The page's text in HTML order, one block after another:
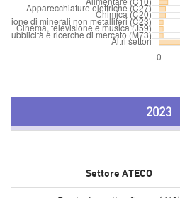
2023
Settore ATECO